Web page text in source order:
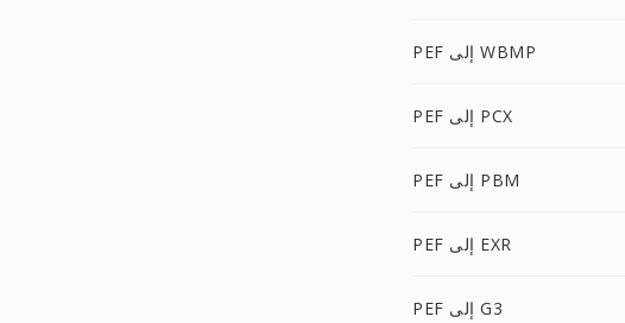
PEF إلى WBMP
PEF إلى PCX
PEF إلى PBM
PEF إلى EXR
PEF إلى G3